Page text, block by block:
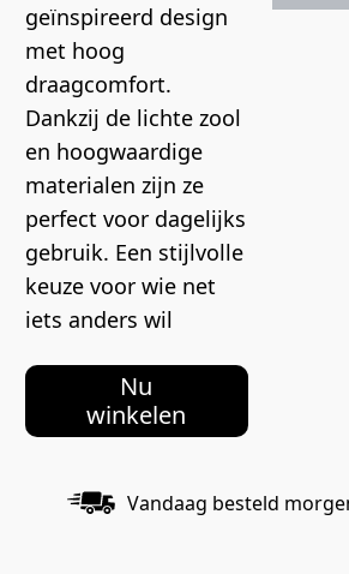
geïnspireerd design
met hoog
draagcomfort.
Dankzij de lichte zool
en hoogwaardige
materialen zijn ze
perfect voor dagelijks
gebruik. Een stijlvolle
keuze voor wie net
iets anders wil
Nu
winkelen
Vandaag besteld